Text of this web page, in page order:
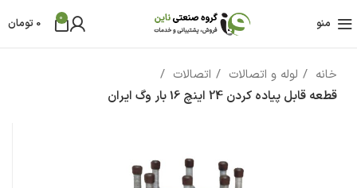
منو 0
0 تومان
خانه لوله و اتصالات
اتصالات
قطعه قابل پیاده کردن 24 اینچ 16 بار وگ ایران